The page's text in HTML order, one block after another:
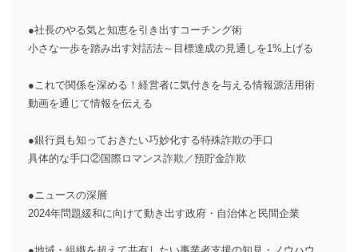
●社長のやる気と知恵を引き出すコーチング術
小さな一歩を踏み出す対話法～目標達成の見通しを1%上げる
●これで関係を深める！経営者に気付きを与える情報源活用術
動画を通じて情報を伝える
●銀行員も知っておきたい巧妙化する特殊詐欺の手口
具体的な手口②国際ロマンス詐欺／預貯金詐欺
●ニュースの深層
2024年問題緩和に向けて動き出す政府・自治体と民間企業